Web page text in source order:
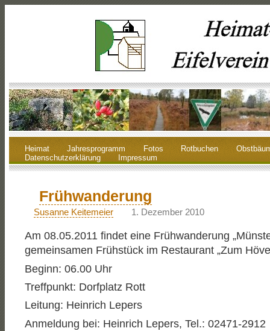
Heimat Jahresprogramm Fotos Rotbuchen
Datenschutzerklärung
Impressum
Frühwanderung
Susanne Keitemeier 1. Dezember 2010
Am 08.05.2011 findet eine Frühwanderung
gemeinsamen Frühstück im Restaurant „Zum
Beginn: 06.00 Uhr
Treffpunkt: Dorfplatz Rott
Leitung: Heinrich Lepers
Anmeldung bei: Heinrich Lepers, Tel.: 02471-2912